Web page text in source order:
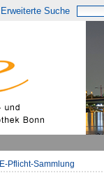
Erweiterte Suche
E-Pflicht-Sammlung